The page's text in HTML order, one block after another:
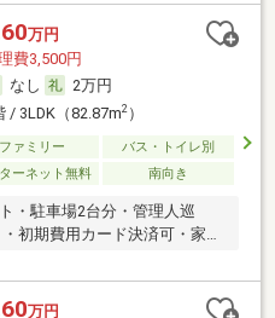
万円
費3,500円
なし
2万円
/ 3LDK（82.87m2）
ファミリー
バス・トイレ別
ーネット無料 南向き
・駐車場2台分・管理人巡
初期費用カード決済可・家賃
万円